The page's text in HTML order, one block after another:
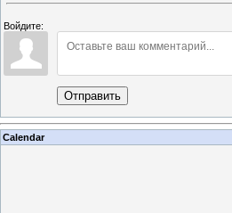
Войдите:
Отправить
Calendar